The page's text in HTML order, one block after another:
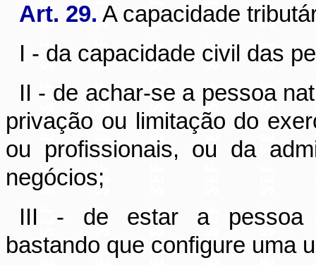
Art. 29. A capacidade
I - da capacidade civil das
II - de achar-se a pessoa
privação ou limitação do
ou profissionais, ou da
negócios;
III - de estar a pessoa
bastando que configure uma